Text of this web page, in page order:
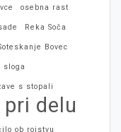
osebna rast
Reka Soča
Bovec
sloga
s stopali
delu
ob rojstvu